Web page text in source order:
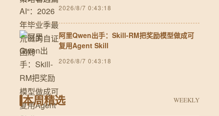
2026/8/7 0:43:18
阿里Qwen出手：Skill-RM把奖励模型做成可
复用Agent Skill
2026/8/7 0:43:18
本周精选 WEEKLY